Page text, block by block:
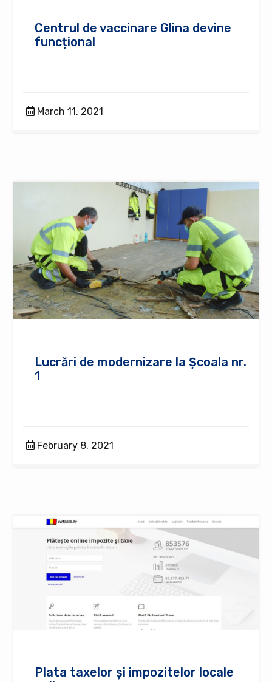
Centrul de vaccinare Glina devine
funcțional
March 11, 2021
Lucrări de modernizare la Școala nr.
1
February 8, 2021
Plata taxelor și impozitelor locale